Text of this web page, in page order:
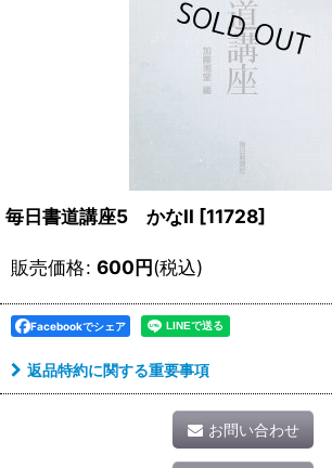
毎日書道講座5 かなII [11728]
販売価格: 600円(税込)
Facebookでシェア
返品特約に関する重要事項
お問い合わせ